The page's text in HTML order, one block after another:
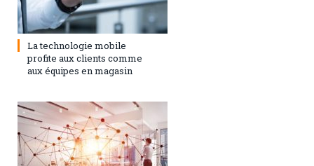
1 février 2021 0
La technologie mobile
profite aux clients comme
aux équipes en magasin